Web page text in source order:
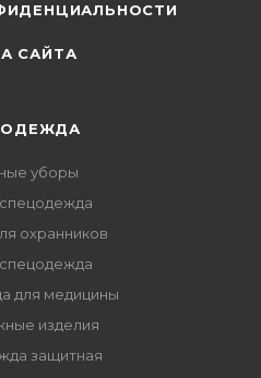
САЙТА
уборы
охранников
для медицины
изделия
защитная